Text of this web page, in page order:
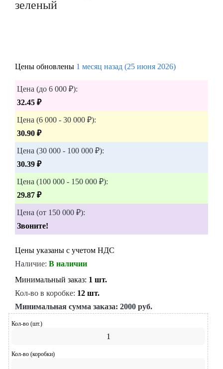
зеленый
Цены обновлены 1 месяц назад (25 июня 2026)
Цена (до 6 000 ₽):
32.45 ₽
Цена (6 000 - 30 000 ₽):
30.90 ₽
Цена (30 000 - 100 000 ₽):
30.39 ₽
Цена (100 000 - 150 000 ₽):
29.87 ₽
Цена (от 150 000 ₽):
Звоните!
Цены указаны с учетом НДС
Наличие: В наличии
Минимальный заказ: 1 шт.
Кол-во в коробке: 12 шт.
Минимальная сумма заказа: 2000 руб.
Кол-во (шт.)
Кол-во (коробки)